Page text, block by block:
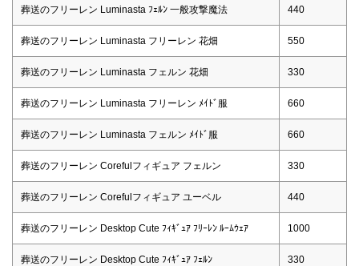
葬送のフリーレン Luminasta ﾌｪﾙﾝ 一般攻撃魔法 440
葬送のフリーレン Luminasta フリーレン 花畑 550
葬送のフリーレン Luminasta フェルン 花畑 330
葬送のフリーレン Luminasta フリーレン ﾒｲﾄﾞ服 660
葬送のフリーレン Luminasta フェルン ﾒｲﾄﾞ服 660
葬送のフリーレン Corefulフィギュア フェルン 330
葬送のフリーレン Corefulフィギュア ユーベル 440
葬送のフリーレン Desktop Cute ﾌｨｷﾞｭｱ ﾌﾘｰﾚﾝ ﾙｰﾑｳｪｱ 1000
葬送のフリーレン Desktop Cute ﾌｨｷﾞｭｱ ﾌｪﾙﾝ 330